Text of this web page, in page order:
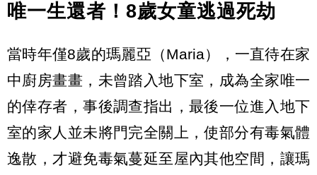
唯一生還者！8歲女童逃過死劫
當時年僅8歲的瑪麗亞（Maria），一直待在家
中廚房畫畫，未曾踏入地下室，成為全家唯一
的倖存者，事後調查指出，最後一位進入地下
室的家人並未將門完全關上，使部分有毒氣體
逸散，才避免毒氣蔓延至屋內其他空間，讓瑪